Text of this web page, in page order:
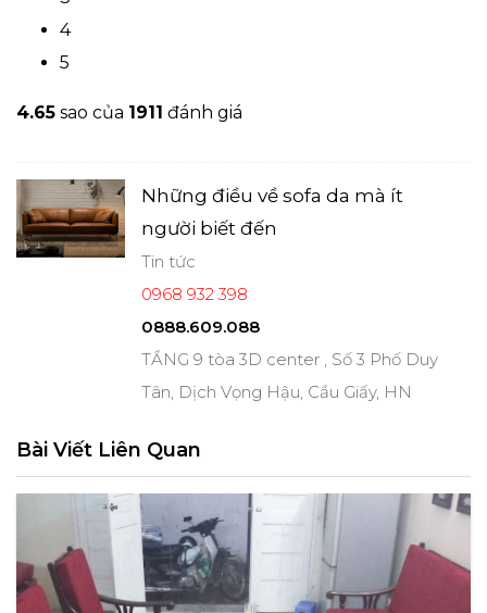
4
5
4.65 sao của 1911 đánh giá
Những điều về sofa da mà ít
người biết đến
Tin tức
0968 932 398
0888.609.088
TẦNG 9 tòa 3D center , Số 3 Phố Duy
Tân, Dịch Vọng Hậu, Cầu Giấy, HN
Bài Viết Liên Quan